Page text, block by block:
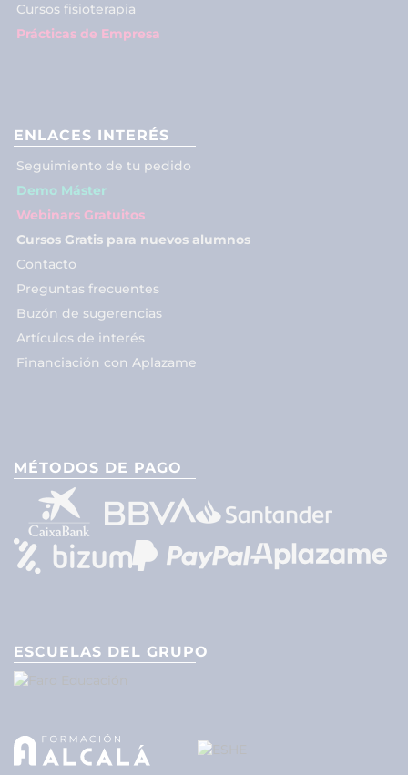
Cursos fisioterapia
Prácticas de Empresa
ENLACES INTERÉS
Seguimiento de tu pedido
Demo Máster
Webinars Gratuitos
Cursos Gratis para nuevos alumnos
Contacto
Preguntas frecuentes
Buzón de sugerencias
Artículos de interés
Financiación con Aplazame
MÉTODOS DE PAGO
ESCUELAS DEL GRUPO